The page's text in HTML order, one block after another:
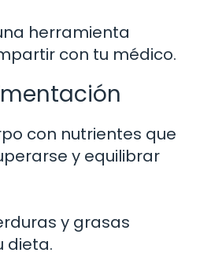
herramienta
con tu médico.
con nutrientes que
y equilibrar
y grasas
dieta.